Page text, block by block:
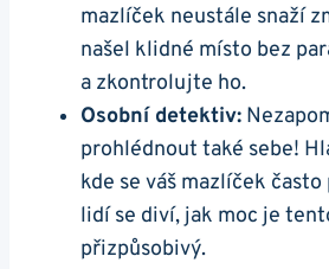
mazlíček neustále snaží
našel klidné místo bez
a zkontrolujte ho.
Osobní detektiv:
prohlédnout také sebe!
kde se váš mazlíček
lidí se diví, jak moc je
přizpůsobivý.